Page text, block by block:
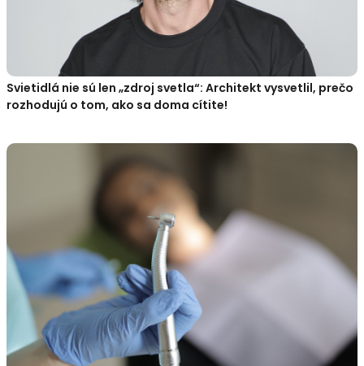
Svietidlá nie sú len „zdroj svetla“: Architekt vysvetlil, prečo
rozhodujú o tom, ako sa doma cítite!